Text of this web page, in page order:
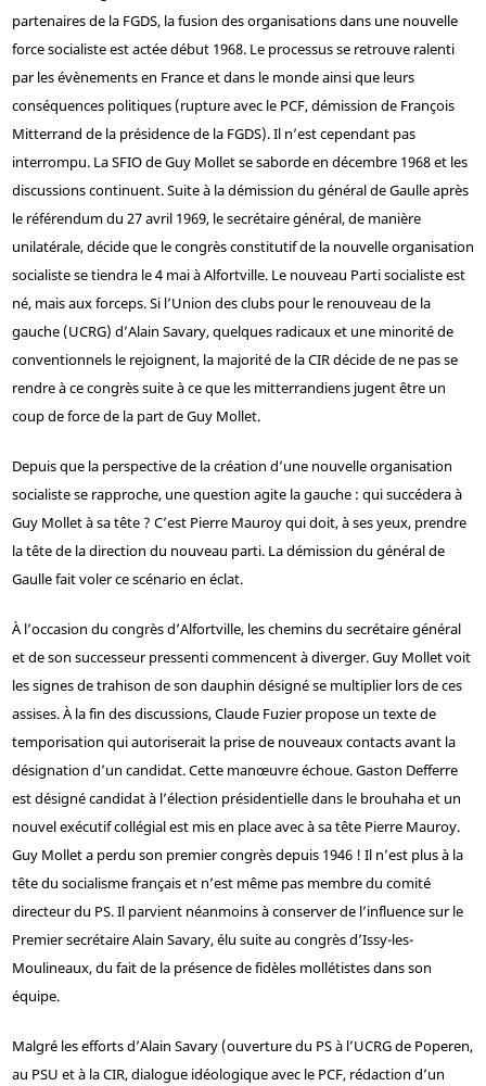
partenaires de la FGDS, la fusion des organisations dans une nouvelle
force socialiste est actée début 1968. Le processus se retrouve ralenti
par les évènements en France et dans le monde ainsi que leurs
conséquences politiques (rupture avec le PCF, démission de François
Mitterrand de la présidence de la FGDS). Il n’est cependant pas
interrompu. La SFIO de Guy Mollet se saborde en décembre 1968 et les
discussions continuent. Suite à la démission du général de Gaulle après
le référendum du 27 avril 1969, le secrétaire général, de manière
unilatérale, décide que le congrès constitutif de la nouvelle organisation
socialiste se tiendra le 4 mai à Alfortville. Le nouveau Parti socialiste est
né, mais aux forceps. Si l’Union des clubs pour le renouveau de la
gauche (UCRG) d’Alain Savary, quelques radicaux et une minorité de
conventionnels le rejoignent, la majorité de la CIR décide de ne pas se
rendre à ce congrès suite à ce que les mitterrandiens jugent être un
coup de force de la part de Guy Mollet.
Depuis que la perspective de la création d’une nouvelle organisation
socialiste se rapproche, une question agite la gauche : qui succédera à
Guy Mollet à sa tête ? C’est Pierre Mauroy qui doit, à ses yeux, prendre
la tête de la direction du nouveau parti. La démission du général de
Gaulle fait voler ce scénario en éclat.
À l’occasion du congrès d’Alfortville, les chemins du secrétaire général
et de son successeur pressenti commencent à diverger. Guy Mollet voit
les signes de trahison de son dauphin désigné se multiplier lors de ces
assises. À la fin des discussions, Claude Fuzier propose un texte de
temporisation qui autoriserait la prise de nouveaux contacts avant la
désignation d’un candidat. Cette manœuvre échoue. Gaston Defferre
est désigné candidat à l’élection présidentielle dans le brouhaha et un
nouvel exécutif collégial est mis en place avec à sa tête Pierre Mauroy.
Guy Mollet a perdu son premier congrès depuis 1946 ! Il n’est plus à la
tête du socialisme français et n’est même pas membre du comité
directeur du PS. Il parvient néanmoins à conserver de l’influence sur le
Premier secrétaire Alain Savary, élu suite au congrès d’Issy-les-
Moulineaux, du fait de la présence de fidèles mollétistes dans son
équipe.
Malgré les efforts d’Alain Savary (ouverture du PS à l’UCRG de Poperen,
au PSU et à la CIR, dialogue idéologique avec le PCF, rédaction d’un